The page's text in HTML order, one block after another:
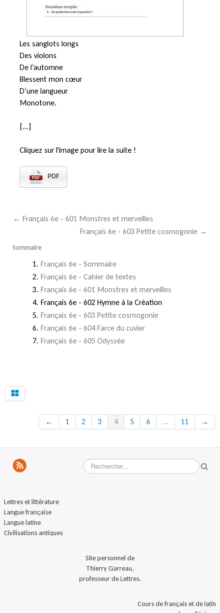
Les sanglots longs
Des violons
De l’automne
Blessent mon cœur
D’une langueur
Monotone.
[...]
Cliquez sur l'image pour lire la suite !
PDF
← Français 6e - 601 Monstres et merveilles
Français 6e - 603 Petite cosmogonie →
Sommaire
Français 6e - Sommaire
Français 6e - Cahier de textes
Français 6e - 601 Monstres et merveilles
Français 6e - 602 Hymne à la Création
Français 6e - 603 Petite cosmogonie
Français 6e - 604 Farce du cuvier
Français 6e - 605 Odyssée
← 1 2 3 4 5 6 ... 11 →
Lettres et littérature
Langue française
Langue latine
Civilisations antiques
Site personnel de
Thierry Garreau,
professeur de Lettres.
Cours de français et de latin